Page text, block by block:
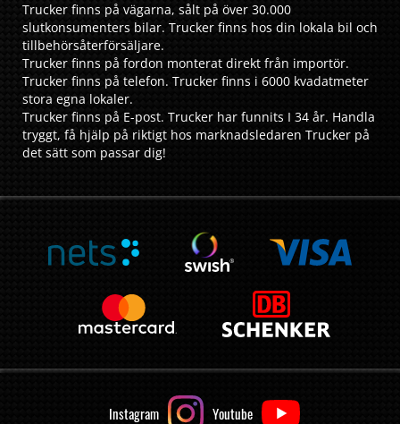
Trucker finns på vägarna, sålt på över 30.000
slutkonsumenters bilar. Trucker finns hos din lokala bil och
tillbehörsåterförsäljare.
Trucker finns på fordon monterat direkt från importör.
Trucker finns på telefon. Trucker finns i 6000 kvadatmeter
stora egna lokaler.
Trucker finns på E-post. Trucker har funnits I 34 år. Handla
tryggt, få hjälp på riktigt hos marknadsledaren Trucker på
det sätt som passar dig!
Instagram Youtube